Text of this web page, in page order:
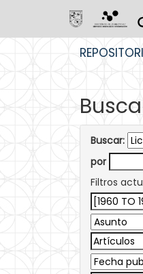
Buscar:
por
Filtros